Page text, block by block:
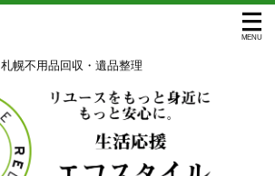
札幌不用品回収・遺品整理